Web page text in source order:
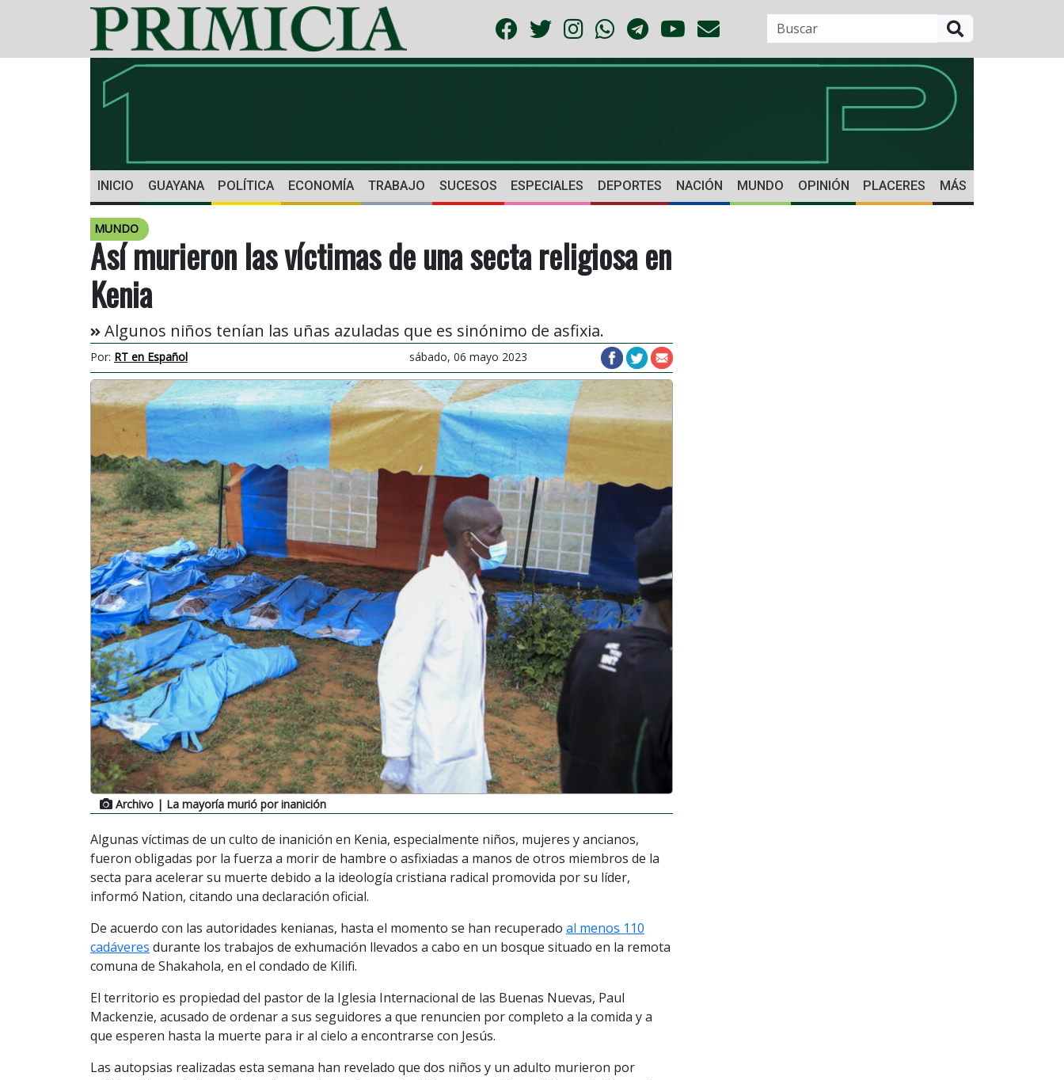
INICIO GUAYANA POLÍTICA ECONOMÍA TRABAJO SUCESOS ESPECIALES DEPORTES NACIÓN MUNDO OPINIÓN PLACERES MÁS
MUNDO
Así murieron las víctimas de una secta religiosa en
Kenia
Algunos niños tenían las uñas azuladas que es sinónimo de asfixia.
Por: RT en Español sábado, 06 mayo 2023
Archivo | La mayoría murió por inanición
Algunas víctimas de un culto de inanición en Kenia, especialmente niños, mujeres y ancianos,
fueron obligadas por la fuerza a morir de hambre o asfixiadas a manos de otros miembros de la
secta para acelerar su muerte debido a la ideología cristiana radical promovida por su líder,
informó Nation, citando una declaración oficial.
De acuerdo con las autoridades kenianas, hasta el momento se han recuperado al menos 110
cadáveres durante los trabajos de exhumación llevados a cabo en un bosque situado en la remota
comuna de Shakahola, en el condado de Kilifi.
El territorio es propiedad del pastor de la Iglesia Internacional de las Buenas Nuevas, Paul
Mackenzie, acusado de ordenar a sus seguidores a que renuncien por completo a la comida y a
que esperen hasta la muerte para ir al cielo a encontrarse con Jesús.
Las autopsias realizadas esta semana han revelado que dos niños y un adulto murieron por